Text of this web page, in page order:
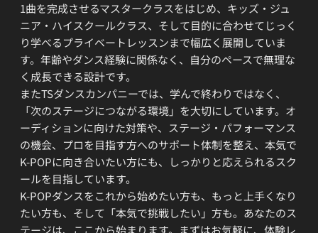
1曲を完成させるマスタークラスをはじめ、キッズ・ジュ
ニア・ハイスクールクラス、そして目的に合わせてじっく
り学べるプライベートレッスンまで幅広く展開していま
す。年齢やダンス経験に関係なく、自分のペースで無理な
く成長できる設計です。
またTSダンスカンパニーでは、学んで終わりではなく、
「次のステージにつながる環境」を大切にしています。オ
ーディションに向けた対策や、ステージ・パフォーマンス
の機会、プロを目指す方へのサポート体制を整え、本気で
K-POPに向き合いたい方にも、しっかりと応えられるスク
ールを目指しています。
K-POPダンスをこれから始めたい方も、もっと上手くなり
たい方も、そして「本気で挑戦したい」方も。あなたのス
テージは、ここから始まります。まずはお気軽に、体験レ